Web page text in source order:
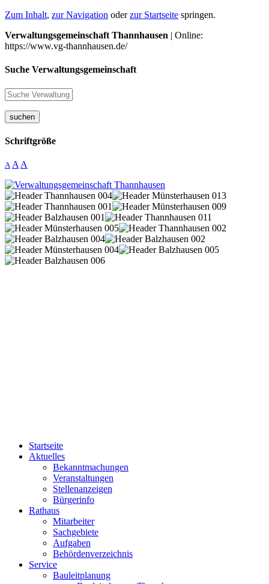
Zum Inhalt, zur Navigation oderzur Startseite springen.
Verwaltungsgemeinschaft Thannhausen | Online:
https://www.vg-thannhausen.de/
Suche Verwaltungsgemeinschaft
suchen
Schriftgröße
A A A
Startseite
Aktuelles
Bekanntmachungen
Veranstaltungen
Stellenanzeigen
Bürgerinfo
Rathaus
Mitarbeiter
Sachgebiete
Aufgaben
Behördenverzeichnis
Service
Bauleitplanung